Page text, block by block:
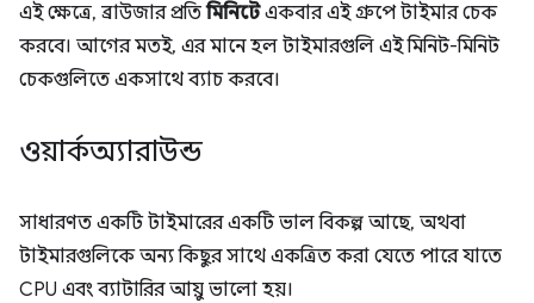
এই ক্ষেত্রে, ব্রাউজার প্রতিমিনিটেএকবার এই গ্রুপে টাইমার চেক
করবে। আগের মতই, এর মানে হল টাইমারগুলি এই মিনিট-মিনিট
চেকগুলিতে একসাথে ব্যাচ করবে।
ওয়ার্কঅ্যারাউন্ড
সাধারণত একটি টাইমারের একটি ভাল বিকল্প আছে, অথবা
টাইমারগুলিকে অন্য কিছুর সাথে একত্রিত করা যেতে পারে যাতে
CPU এবং ব্যাটারির আয়ু ভালো হয়।